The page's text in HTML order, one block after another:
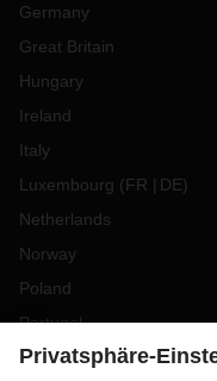
Germany
Great Britain
Hungary
Ireland
Italy
Luxembourg (FR DE)
Netherlands
Norway
Poland
Portugal
Romania